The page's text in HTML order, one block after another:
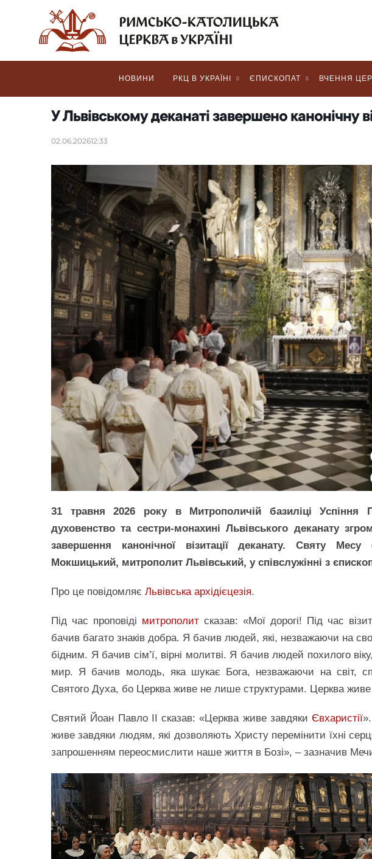
НОВИНИ РКЦ В УКРАЇНІ ЄПИСКОПАТ ВЧЕННЯ
У Львівському деканаті завершено канонічну
02.06.202612:33
31 травня 2026 року в Митрополичій базиліці Успіння
духовенство та сестри-монахині Львівського деканату
завершення канонічної візитації деканату. Святу
Мокшицький, митрополит Львівський, у співслужінні з
Про це повідомляє Львівська архідієцезія.
Під час проповіді митрополит сказав: «Мої дорогі! Під час
бачив багато знаків добра. Я бачив людей, які, незважаючи на
бідним. Я бачив сім’ї, вірні молитві. Я бачив людей похилого
мир. Я бачив молодь, яка шукає Бога, незважаючи на світ,
Святого Духа, бо Церква живе не лише структурами. Церква живе
Святий Йоан Павло ІІ сказав: «Церква живе завдякиЄвхаристії
живе завдяки людям, які дозволяють Христу перемінити їхні
запрошенням переосмислити наше життя в Бозі», – зазначив